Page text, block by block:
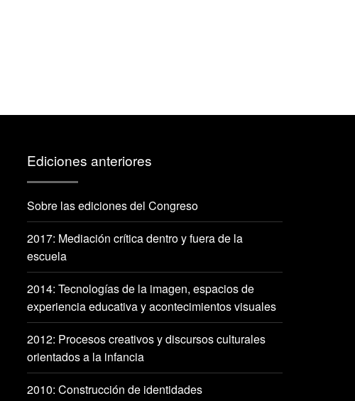
Ediciones anteriores
Sobre las ediciones del Congreso
2017: Mediación crítica dentro y fuera de la
escuela
2014: Tecnologías de la imagen, espacios de
experiencia educativa y acontecimientos visuales
2012: Procesos creativos y discursos culturales
orientados a la infancia
2010: Construcción de identidades